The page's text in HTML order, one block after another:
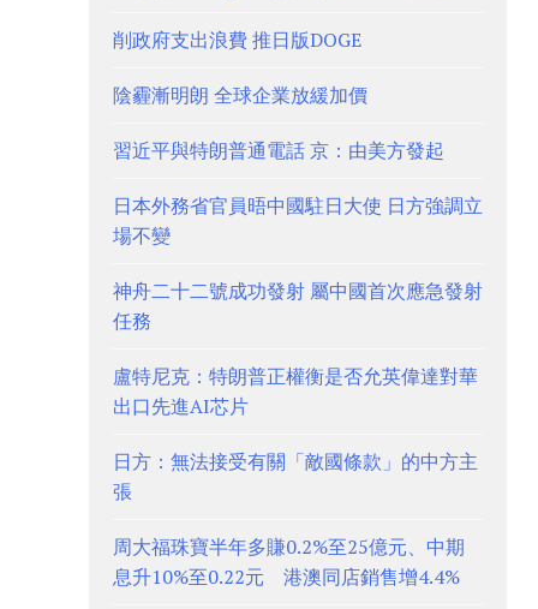
削政府支出浪費 推日版DOGE
陰霾漸明朗 全球企業放緩加價
習近平與特朗普通電話 京：由美方發起
日本外務省官員晤中國駐日大使 日方強調立
場不變
神舟二十二號成功發射 屬中國首次應急發射
任務
盧特尼克：特朗普正權衡是否允英偉達對華
出口先進AI芯片
日方：無法接受有關「敵國條款」的中方主
張
周大福珠寶半年多賺0.2%至25億元、中期
息升10%至0.22元 港澳同店銷售增4.4%